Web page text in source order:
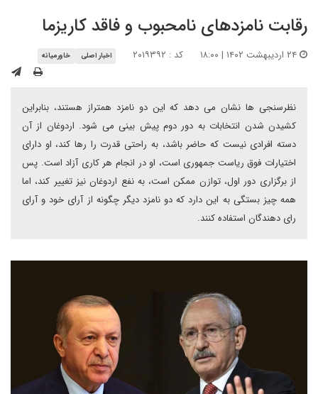
رقابت نامزدهای نامحبوب و فاقد کاریزما
کد : ۲۰۱۹۳۹۲ اخبار اصلی خاورمیانه
نظرسنجی ها نشان می دهد که این دو نامزد همتراز هستند، بنابراین
کشیدن شدن انتخابات به دور دوم پیش بینی می شود. اردوغان از آن
دسته افرادی نیست که حاضر باشد، به راحتی قدرت را رها کند، او دارای
اختیارات فوق ریاست جمهوری است، او در انجام هر کاری آزاد است. پس
از برگزاری دور اول، توازن ممکن است، به نفع اردوغان نیز تغییر کند، اما
همه چیز بستگی به این دارد که دو نامزد دیگر چگونه از آرای خود و آرای
رای دهندگان استفاده کنند.